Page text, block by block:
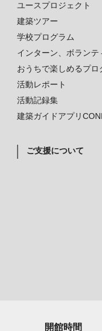
ユースプロジェクト
建築ツアー
学校プログラム
インターン、ボランテ
おうちで楽しめるプロ
活動レポート
活動記録集
建築ガイドアプリ
ご支援について
開館時間